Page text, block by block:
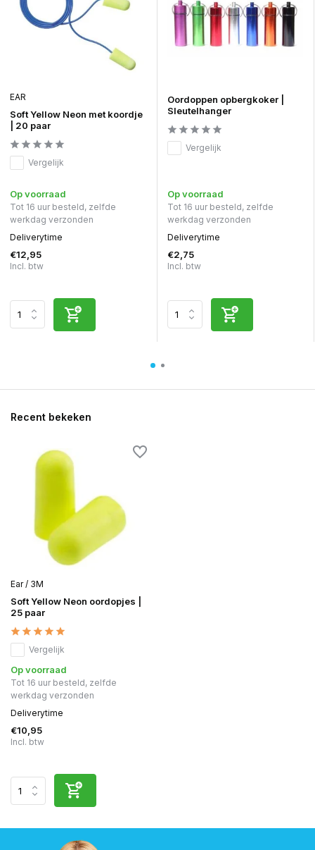
EAR
Soft Yellow Neon met koordje
| 20 paar
Vergelijk
Op voorraad
Tot 16 uur besteld, zelfde
werkdag verzonden
Deliverytime
€12,95
Incl. btw
Oordoppen opbergkoker |
Sleutelhanger
Vergelijk
Op voorraad
Tot 16 uur besteld, zelfde
werkdag verzonden
Deliverytime
€2,75
Incl. btw
Recent bekeken
Ear / 3M
Soft Yellow Neon oordopjes |
25 paar
Vergelijk
Op voorraad
Tot 16 uur besteld, zelfde
werkdag verzonden
Deliverytime
€10,95
Incl. btw